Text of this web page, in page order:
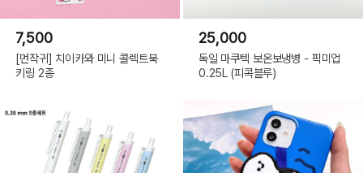
7,500
[먼작귀] 치이카와 미니 콜렉트북
키링 2종
25,000
독일 마쿠텍 보온보냉병 - 픽미업
0.25L (피콕블루)